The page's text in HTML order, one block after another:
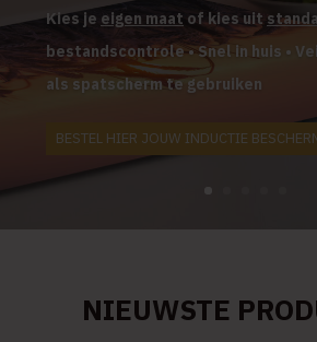
Kies je eigen maat of kies uit
bestandscontrole • Snel in huis •
als spatscherm te gebruiken
BESTEL HIER JOUW INDUCTIE
NIEUWSTE